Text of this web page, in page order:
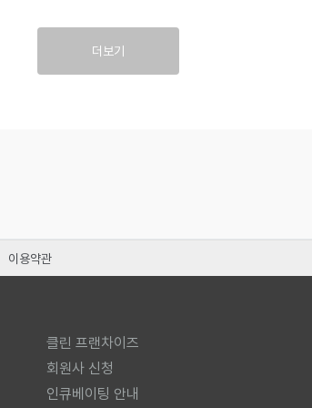
더보기
이용약관
클린 프랜차이즈
회원사 신청
인큐베이팅 안내